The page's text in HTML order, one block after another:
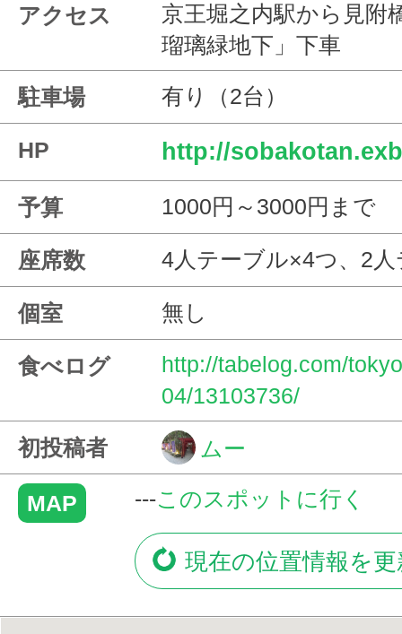
アクセス
京王堀之内駅から見附
瑠璃緑地下」下車
駐車場 有り（2台）
HP http://
予算 1000円～3000円まで
座席数 4人テーブル×4つ、2
個室 無し
食べログ
http://tabelog.com/
04/13103736/
初投稿者 ムー
MAP ---このスポットに行く
現在の位置情報を